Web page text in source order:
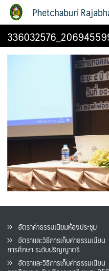
Phetchaburi
อัตราค่าธรรมเนียมห้องประชุม
อัตราและวิธีการเก็บค่าธรรมเนียน
การศึกษา ระดับปริญญาตรี
อัตราและวิธีการเก็บค่าธรรมเนียน